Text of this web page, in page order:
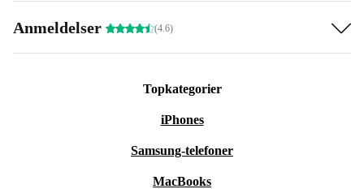
Anmeldelser (4.6)
Topkategorier
iPhones
Samsung-telefoner
MacBooks